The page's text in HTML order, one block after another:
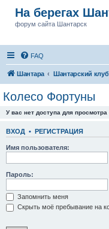
На берегах
форум сайта Шантарск
FAQ
Шантара Шантарский клуб
Колесо Фортуны
У вас нет доступа для
ВХОД • РЕГИСТРАЦИЯ
Имя пользователя:
Пароль:
Запомнить меня
Скрыть моё пребывание на